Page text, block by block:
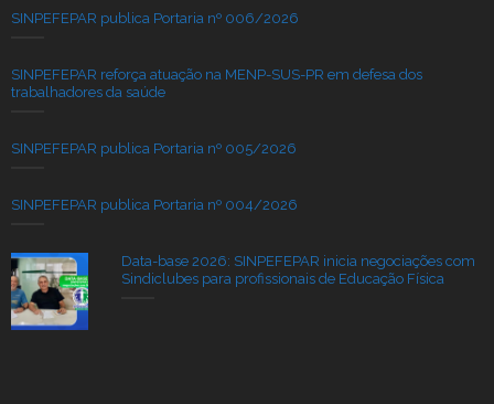
SINPEFEPAR publica Portaria nº 006/2026
SINPEFEPAR reforça atuação na MENP-SUS-PR em defesa dos
trabalhadores da saúde
SINPEFEPAR publica Portaria nº 005/2026
SINPEFEPAR publica Portaria nº 004/2026
Data-base 2026: SINPEFEPAR inicia negociações com
Sindiclubes para profissionais de Educação Física